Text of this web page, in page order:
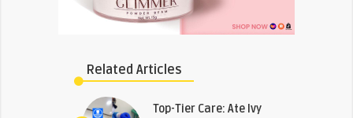
Related Articles
Top-Tier Care: Ate Ivy